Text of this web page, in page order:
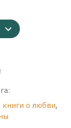
книги о любви,